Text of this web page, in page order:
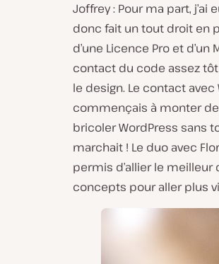
Joffrey : Pour ma part, j’ai
donc fait un tout droit en
d’une Licence Pro et
contact du code assez
le design. Le contact avec
commençais à monter
bricoler WordPress sans
marchait ! Le duo avec
permis d’allier le
concepts pour aller plus